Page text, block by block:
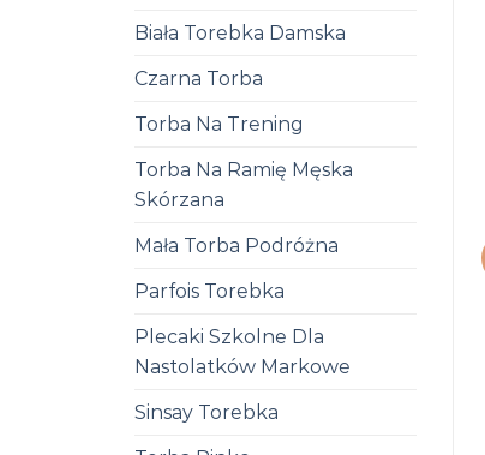
Biała Torebka Damska
Czarna Torba
Torba Na Trening
Torba Na Ramię Męska
Skórzana
Mała Torba Podróżna
Parfois Torebka
Plecaki Szkolne Dla
Nastolatków Markowe
Sinsay Torebka